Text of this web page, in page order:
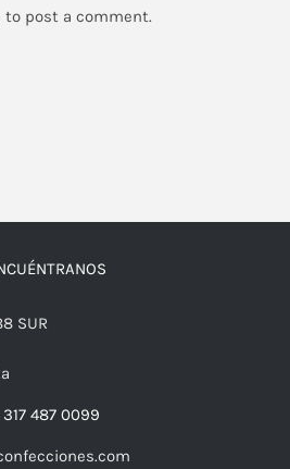
to post a comment.
SUR
487 0099